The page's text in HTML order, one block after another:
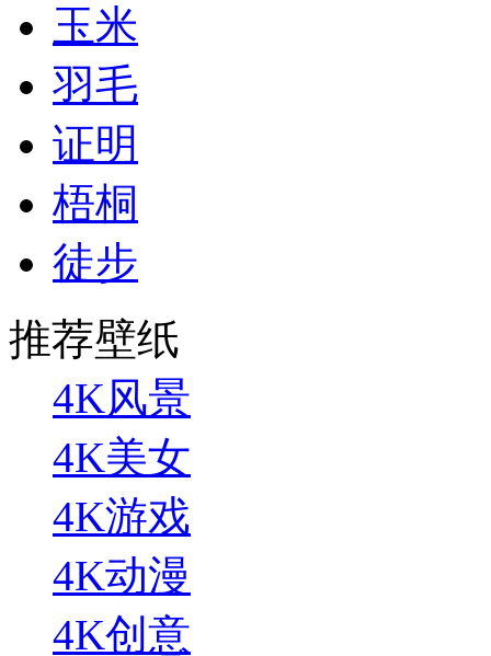
玉米
羽毛
证明
梧桐
徒步
推荐壁纸
4K风景
4K美女
4K游戏
4K动漫
4K创意